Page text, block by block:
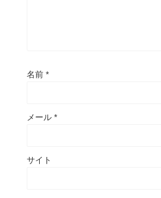
名前 *
メール *
サイト